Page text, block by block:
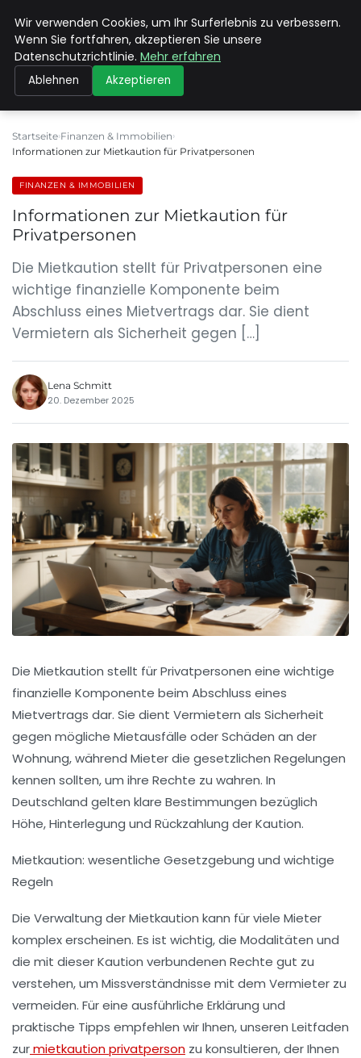
MAX NEUKIRCHNER
Startseite Finanzen & Immobilien
Informationen zur Mietkaution für Privatpersonen
FINANZEN & IMMOBILIEN
Informationen zur Mietkaution für
Privatpersonen
Die Mietkaution stellt für Privatpersonen eine
wichtige finanzielle Komponente beim
Abschluss eines Mietvertrags dar. Sie dient
Vermietern als Sicherheit gegen […]
Lena Schmitt
20. Dezember 2025
Die Mietkaution stellt für Privatpersonen eine wichtige
finanzielle Komponente beim Abschluss eines
Mietvertrags dar. Sie dient Vermietern als Sicherheit
gegen mögliche Mietausfälle oder Schäden an der
Wohnung, während Mieter die gesetzlichen Regelungen
kennen sollten, um ihre Rechte zu wahren. In
Deutschland gelten klare Bestimmungen bezüglich
Höhe, Hinterlegung und Rückzahlung der Kaution.
Mietkaution: wesentliche Gesetzgebung und wichtige
Regeln
Die Verwaltung der Mietkaution kann für viele Mieter
komplex erscheinen. Es ist wichtig, die Modalitäten und
die mit dieser Kaution verbundenen Rechte gut zu
verstehen, um Missverständnisse mit dem Vermieter zu
vermeiden. Für eine ausführliche Erklärung und
praktische Tipps empfehlen wir Ihnen, unseren Leitfaden
zurmietkaution privatperson zu konsultieren, der Ihnen
Wir verwenden Cookies, um Ihr Surferlebnis zu verbessern.
Wenn Sie fortfahren, akzeptieren Sie unsere
Datenschutzrichtlinie. Mehr erfahren
Ablehnen Akzeptieren